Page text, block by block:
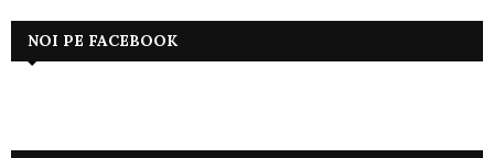
NOI PE FACEBOOK